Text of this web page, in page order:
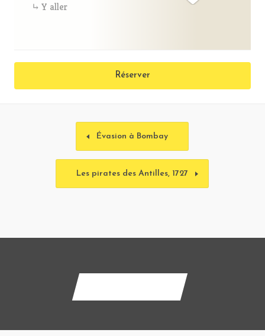
Y aller
Réserver
Évasion à Bombay
Les pirates des Antilles, 1727